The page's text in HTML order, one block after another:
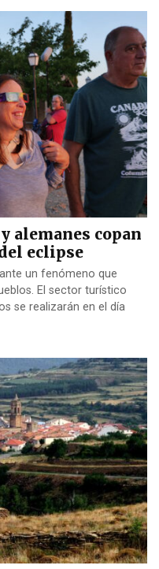
alemanes copan
eclipse
un fenómeno que
El sector turístico
se realizarán en el día